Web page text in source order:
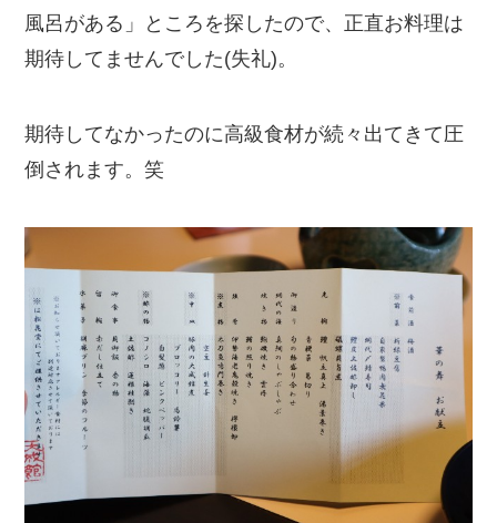
風呂がある」ところを探したので、正直お料理は
期待してませんでした(失礼)。
期待してなかったのに高級食材が続々出てきて圧
倒されます。笑